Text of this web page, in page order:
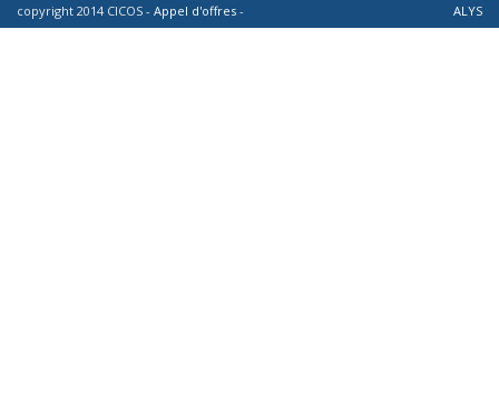
copyright 2014 CICOS - Appel d'offres - ALYS